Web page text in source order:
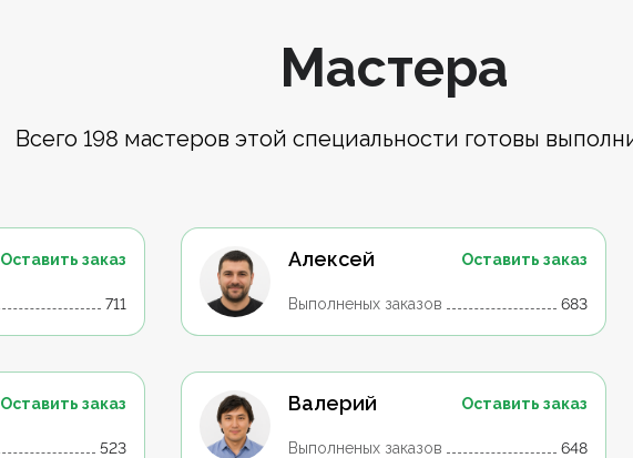
Мастера
Всего 198 мастеров этой специальности готовы
Оставить заказ
711
Алексей Оставить заказ
Выполненых заказов 683
Оставить заказ
523
Валерий Оставить заказ
Выполненых заказов 648